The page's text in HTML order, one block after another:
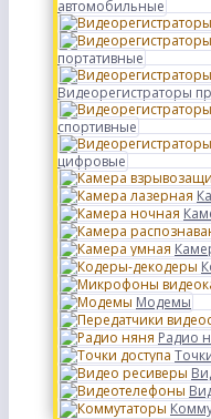
автомобильные
портативные
Видеорегистраторы
спортивные
цифровые
Модемы
Радио